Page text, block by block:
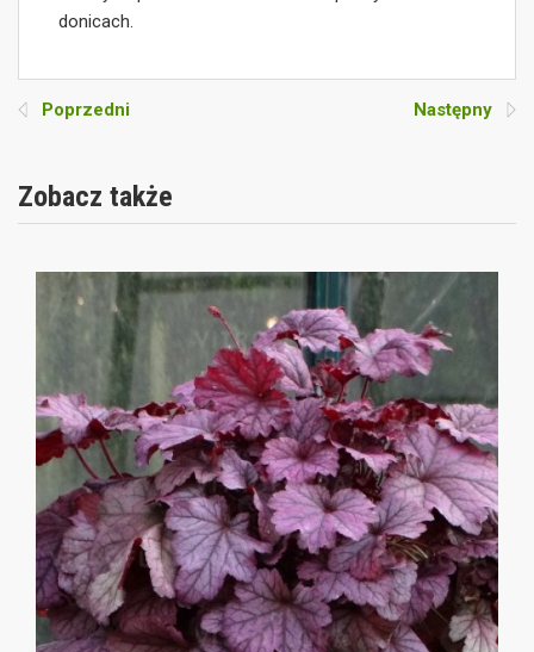
donicach.
Poprzedni Następny
Zobacz także